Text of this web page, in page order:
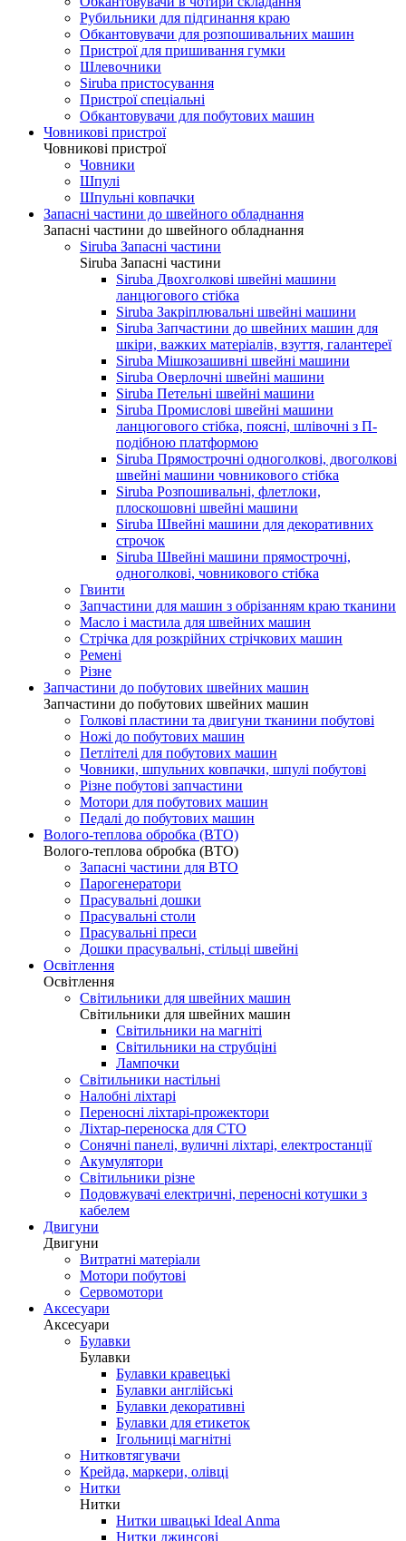
Рубильники для підгинання краю
Обкантовувачи для розпошивальних машин
Пристрої для пришивання гумки
Шлевочники
Siruba пристосування
Пристрої спеціальні
Обкантовувачи для побутових машин
Човникові пристрої
Човникові пристрої
Човники
Шпулі
Шпульні ковпачки
Запасні частини до швейного обладнання
Запасні частини до швейного обладнання
Siruba Запасні частини
Siruba Запасні частини
Siruba Двохголкові швейні машини
ланцюгового стібка
Siruba Закріплювальні швейні машини
Siruba Запчастини до швейних машин для
шкіри, важких матеріалів, взуття, галантереї
Siruba Мішкозашивні швейні машини
Siruba Оверлочні швейні машини
Siruba Петельні швейні машини
Siruba Промислові швейні машини
ланцюгового стібка, поясні, шлівочні з П-
подібною платформою
Siruba Прямострочні одноголкові, двоголкові
швейні машини човникового стібка
Siruba Розпошивальні, флетлоки,
плоскошовні швейні машини
Siruba Швейні машини для декоративних
строчок
Siruba Швейні машини прямострочні,
одноголкові, човникового стібка
Гвинти
Запчастини для машин з обрізанням краю тканини
Масло і мастила для швейних машин
Стрічка для розкрійних стрічкових машин
Ремені
Різне
Запчастини до побутових швейних машин
Запчастини до побутових швейних машин
Голкові пластини та двигуни тканини побутові
Ножі до побутових машин
Петлітелі для побутових машин
Човники, шпульних ковпачки, шпулі побутові
Різне побутові запчастини
Мотори для побутових машин
Педалі до побутових машин
Волого-теплова обробка (ВТО)
Волого-теплова обробка (ВТО)
Запасні частини для ВТО
Парогенератори
Прасувальні дошки
Прасувальні столи
Прасувальні преси
Дошки прасувальні, стільці швейні
Освітлення
Освітлення
Світильники для швейних машин
Світильники для швейних машин
Світильники на магніті
Світильники на струбціні
Лампочки
Світильники настільні
Налобні ліхтарі
Переносні ліхтарі-прожектори
Ліхтар-переноска для СТО
Сонячні панелі, вуличні ліхтарі, електростанції
Акумулятори
Світильники різне
Подовжувачі електричні, переносні котушки з
кабелем
Двигуни
Двигуни
Витратні матеріали
Мотори побутові
Сервомотори
Аксесуари
Аксесуари
Булавки
Булавки
Булавки кравецькі
Булавки англійські
Булавки декоративні
Булавки для етикеток
Ігольниці магнітні
Нитковтягувачи
Крейда, маркери, олівці
Нитки
Нитки
Нитки швацькі Ideal Anma
Нитки джинсові